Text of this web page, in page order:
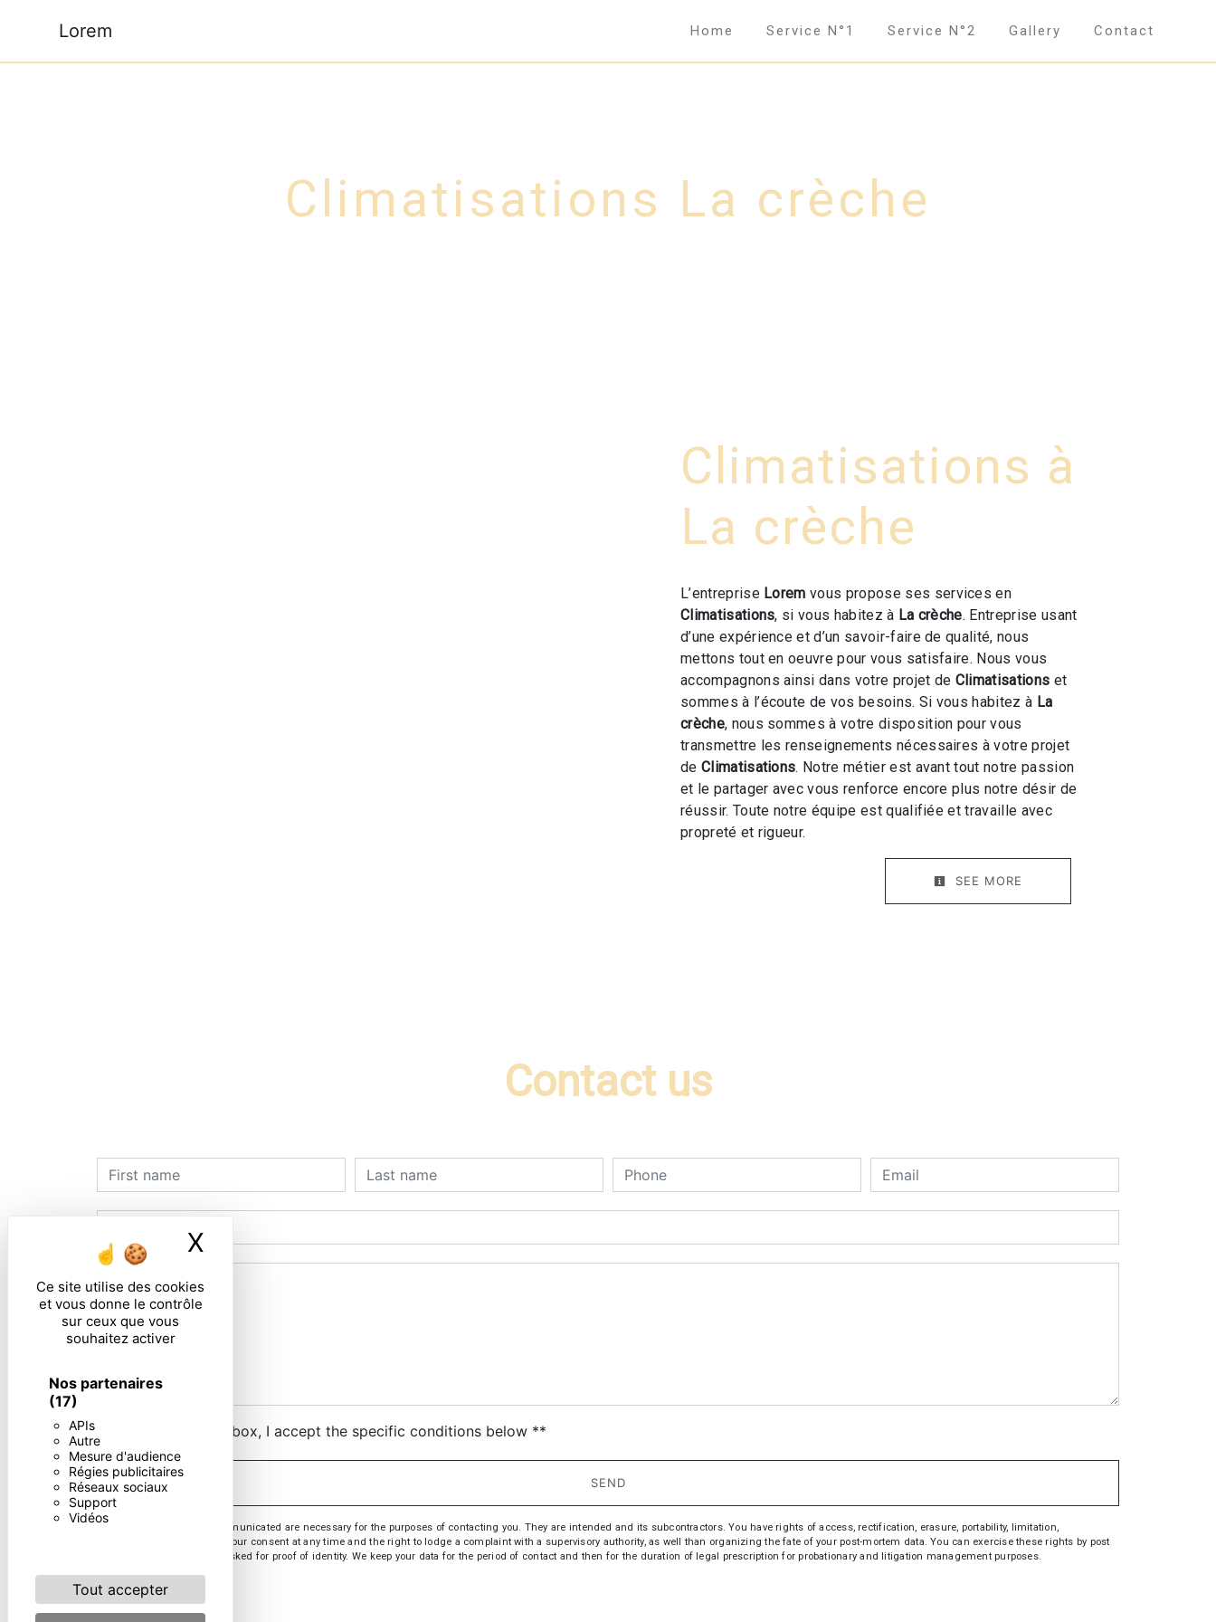
Ce site utilise des cookies
et vous donne le contrôle
sur ceux que vous
souhaitez activer
Nos partenaires
(17)
APIs
Autre
Mesure d'audience
Régies publicitaires
Réseaux sociaux
Support
Vidéos
Tout accepter
X Masquer le bandeau des cookies
Lorem Home Service N°1 Service N°2 Gallery Contact
Climatisations La crèche
Climatisations à
La crèche
L’entreprise Lorem vous propose ses services en
Climatisations, si vous habitez à La crèche. Entreprise usant
d’une expérience et d’un savoir-faire de qualité, nous
mettons tout en oeuvre pour vous satisfaire. Nous vous
accompagnons ainsi dans votre projet de Climatisations et
sommes à l’écoute de vos besoins. Si vous habitez à La
crèche, nous sommes à votre disposition pour vous
transmettre les renseignements nécessaires à votre projet
de Climatisations. Notre métier est avant tout notre passion
et le partager avec vous renforce encore plus notre désir de
réussir. Toute notre équipe est qualifiée et travaille avec
propreté et rigueur.
SEE MORE
Contact us
By checking this box, I accept the specific conditions below **
SEND
** The personal data communicated are necessary for the purposes of contacting you. They are intended and its subcontractors. You have rights of access, rectification, erasure, portability, limitation,
opposition, withdrawal of your consent at any time and the right to lodge a complaint with a supervisory authority, as well than organizing the fate of your post-mortem data. You can exercise these rights by post
or by email. You may be asked for proof of identity. We keep your data for the period of contact and then for the duration of legal prescription for probationary and litigation management purposes.